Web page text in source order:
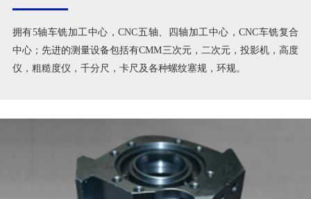
高性能进口加工设备及测量设备